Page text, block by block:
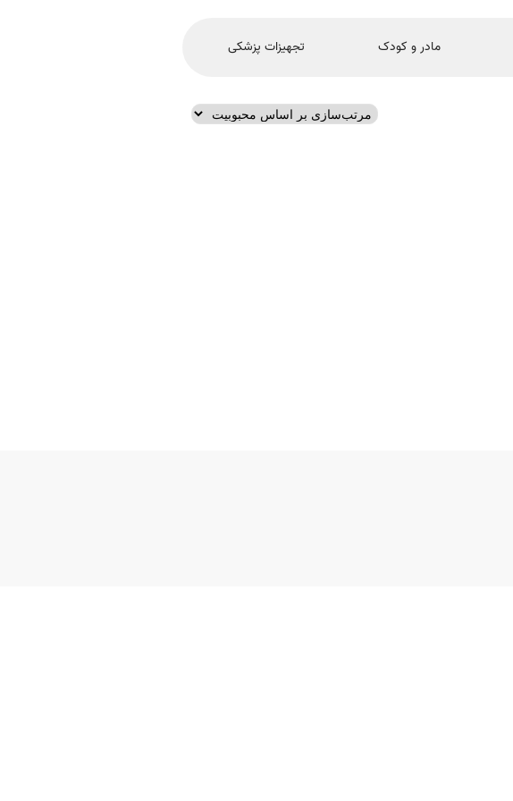
مادر و کودک تجهیزات پزشکی